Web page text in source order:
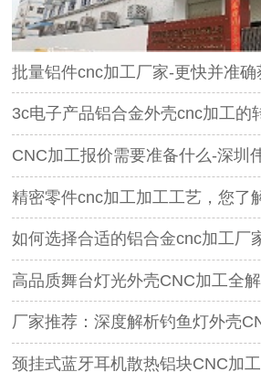
批量铝件cnc加工厂家-更快并准确获得
3c电子产品铝合金外壳cnc加工的
CNC加工报价需要准备什么-深圳
精密零件cnc加工加工工艺，您了
如何选择合适的铝合金cnc加工厂
高品质舞台灯光外壳CNC加工全解析：攻克散热
厂家推荐：深度解析钓鱼灯外壳CNC加工的高
颈挂式蓝牙耳机散热铝块CNC加工：高精度与